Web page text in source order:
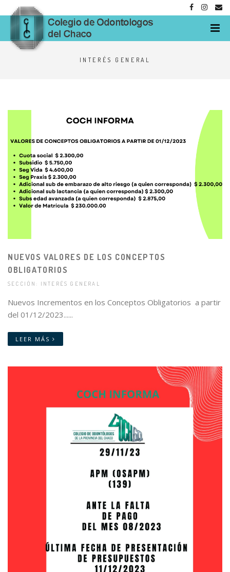
INTERÉS GENERAL
NUEVOS VALORES DE LOS CONCEPTOS
OBLIGATORIOS
SECCIÓN: INTERÉS GENERAL
Nuevos Incrementos en los Conceptos Obligatorios a partir
del 01/12/2023......
LEER MÁS